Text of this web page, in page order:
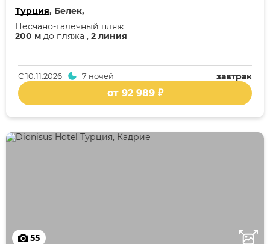
Турция, Белек,
200 м до пляжа , 2 линия
Песчано-галечный пляж
завтрак
С10.11.2026 7 ночей
от 92 989 ₽
55